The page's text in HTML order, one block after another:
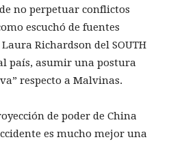
no perpetuar conflictos
escuchó de fuentes
Richardson del SOUTH
país, asumir una postura
respecto a Malvinas.
de poder de China
es mucho mejor una